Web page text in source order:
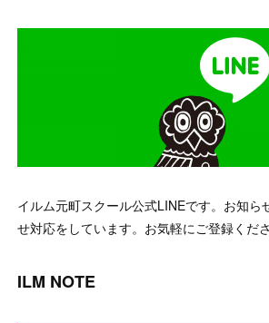
イルム元町スクール公式LINEです。お知ら
せ対応をしています。お気軽にご登録くださ
ILM NOTE